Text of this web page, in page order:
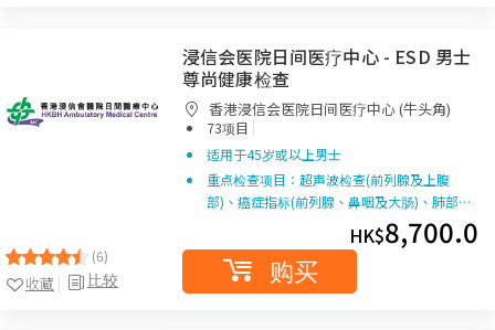
(6)
比较
收藏
浸信会医院日间医疗中心 - ESD 男士
尊尚健康检查
香港浸信会医院日间医疗中心 (牛头角)
73项目 |
适用于45岁或以上男士
重点检查项目：超声波检查(前列腺及上腹
部)、癌症指标(前列腺、鼻咽及大肠)、肺部…
HK$8,700.0
购买